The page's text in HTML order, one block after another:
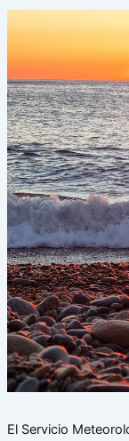
El Servicio